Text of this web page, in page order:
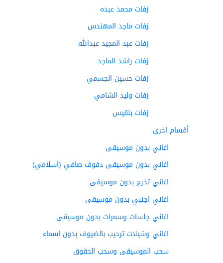
زفات محمد عبده
زفات ماجد المهندس
زفات عبد المجيد عبدالله
زفات راشد الماجد
زفات حسين الجسمي
زفات وليد الشامي
زفات بلقيس
أقسام اخرى
اغاني بدون موسيقى
اغاني بدون موسيقى دفوف صافي (اسلامي)
اغاني تخرج بدون موسيقى
اغاني اجنبي بدون موسيقى
اغاني جلسات وسمرات بدون موسيقى
اغاني وشيلات ترحيب بالضيوف بدون اسماء
سحب الموسيقى وسحب الحقوق